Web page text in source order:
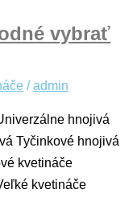
vybrať
/admin
hnojivá
Tyčinkové hnojivá
kvetináče
kvetináče